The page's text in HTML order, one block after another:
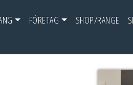
FÖRETAG SHOP/RANGE